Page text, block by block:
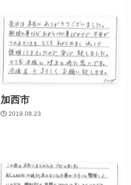
加西市
2019.08.23